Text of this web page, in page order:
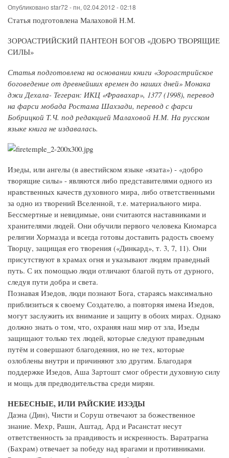
Опубликовано star72 -пн, 02.04.2012 - 02:18
Статья подготовлена Малаховой Н.М.
ЗОРОАСТРИЙСКИЙ ПАНТЕОН БОГОВ «ДОБРО ТВОРЯЩИЕ
СИЛЫ»
Статья подготовлена на основании книги «Зороастрийское
боговедение от древнейших времен до наших дней» Монака
джи Дехала- Тегеран: ИКЦ «Фравахар», 1377 (1998), перевод
на фарси мобада Ростама Шахзади, перевод с фарси
Бобрицкой Т.Ч. под редакцией Малаховой Н.М. На русском
языке книга не издавалась.
Изеды, или ангелы (в авестийском языке «язата») - «добро
творящие силы» - являются либо представителями одного из
нравственных качеств духовного мира, либо ответственными
за одно из творений Вселенной, т.е. материального мира.
Бессмертные и невидимые, они считаются наставниками и
хранителями людей. Они обучили первого человека Киомарса
религии Хормазда и всегда готовы доставить радость своему
Творцу, защищая его творения («Динкард», т. 3, 7, 11). Они
присутствуют в храмах огня и указывают людям праведный
путь. С их помощью люди отличают благой путь от дурного,
следуя пути добра и света.
Познавая Изедов, люди познают Бога, стараясь максимально
приблизиться к своему Создателю, а повторяя имена Изедов,
могут заслужить их внимание и защиту в обоих мирах. Однако
должно знать о том, что, охраняя наш мир от зла, Изеды
защищают только тех людей, которые следуют праведным
путём и совершают благодеяния, но не тех, которые
озлоблены внутри и причиняют зло другим. Благодаря
поддержке Изедов, Аша Зартошт смог обрести духовную силу
и мощь для предводительства среди мирян.
НЕБЕСНЫЕ, ИЛИ РАЙСКИЕ ИЗЭДЫ
Даэна (Дин), Чисти и Соруш отвечают за божественное
знание. Мехр, Рашн, Аштад, Ард и Расанстат несут
ответственность за правдивость и искренность. Варатрагна
(Бахрам) отвечает за победу над врагами и противниками.